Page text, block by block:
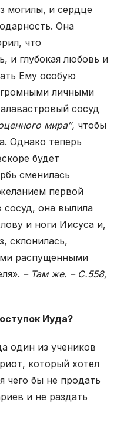
могилы, и сердце
Она
что
и глубокая любовь и
Ему особую
личными
сосуд
мира″, чтобы
Однако теперь
будет
сменилась
первой
сосуд, она вылила
и ноги Иисуса и,
склонилась,
распущенными
– Там же. – С.558,
Иуда?
один из учеников
который хотел
чего бы не продать
и не раздать